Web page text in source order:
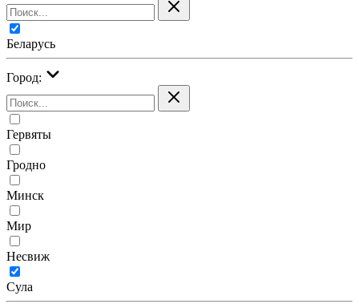
Беларусь
Город:
Гервяты
Гродно
Минск
Мир
Несвиж
Сула